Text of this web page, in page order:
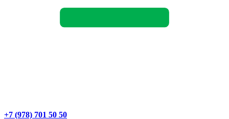
+7 (978) 701 50 50